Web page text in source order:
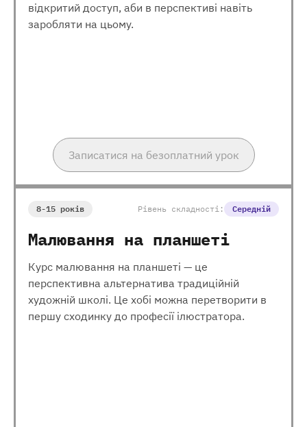
відкритий доступ, аби в перспективі навіть
заробляти на цьому.
Записатися на безоплатний урок
8-15 років Рівень складності: Середній
Малювання на планшеті
Курс малювання на планшеті — це
перспективна альтернатива традиційній
художній школі. Це хобі можна перетворити в
першу сходинку до професії ілюстратора.